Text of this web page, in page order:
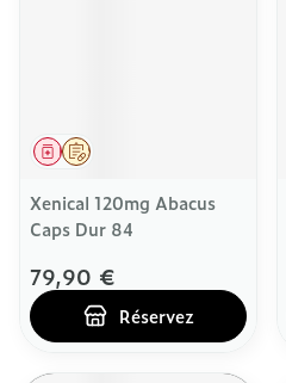
Sur prescription
Médicament
Xenical 120mg Abacus
Caps Dur 84
79,90 €
Réservez